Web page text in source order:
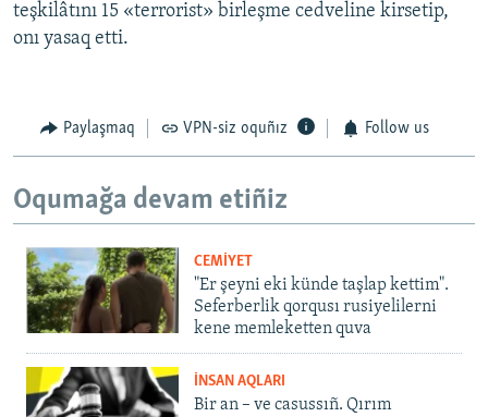
teşkilâtını 15 «terrorist» birleşme cedveline kirsetip,
onı yasaq etti.
Paylaşmaq VPN-siz oquñız Follow us
Oqumağa devam etiñiz
CEMİYET
"Er şeyni eki künde taşlap kettim".
Seferberlik qorqusı rusiyelilerni
kene memleketten quva
İNSAN AQLARI
Bir an – ve casussıñ. Qırım